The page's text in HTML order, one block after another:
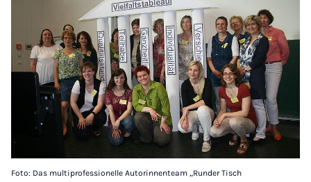
Foto: Das multiprofessionelle Autorinnenteam „Runder Tisch